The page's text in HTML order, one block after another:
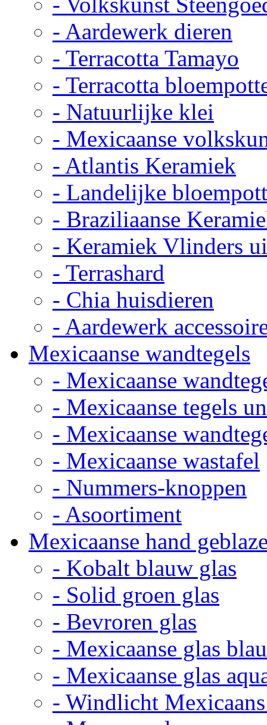
- Aardewerk dieren
- Terracotta Tamayo
- Terracotta
- Natuurlijke klei
- Mexicaanse
- Atlantis Keramiek
- Landelijke
- Braziliaanse
- Keramiek Vlinders
- Terrashard
- Chia huisdieren
- Aardewerk
Mexicaanse wandtegels
- Mexicaanse
- Mexicaanse tegels
- Mexicaanse
- Mexicaanse wastafel
- Nummers-knoppen
- Asoortiment
Mexicaanse hand
- Kobalt blauw glas
- Solid groen glas
- Bevroren glas
- Mexicaanse glas
- Mexicaanse glas
- Windlicht